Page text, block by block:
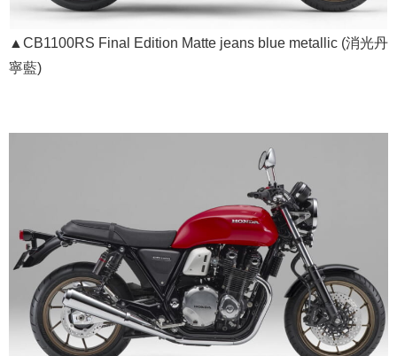
▲CB1100RS Final Edition Matte jeans blue metallic (消光丹
寧藍)